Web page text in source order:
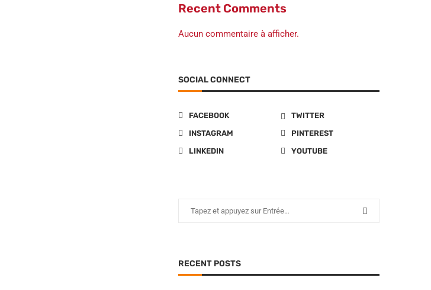
Recent Comments
Aucun commentaire à afficher.
SOCIAL CONNECT
FACEBOOK
TWITTER
INSTAGRAM
PINTEREST
LINKEDIN
YOUTUBE
RECENT POSTS